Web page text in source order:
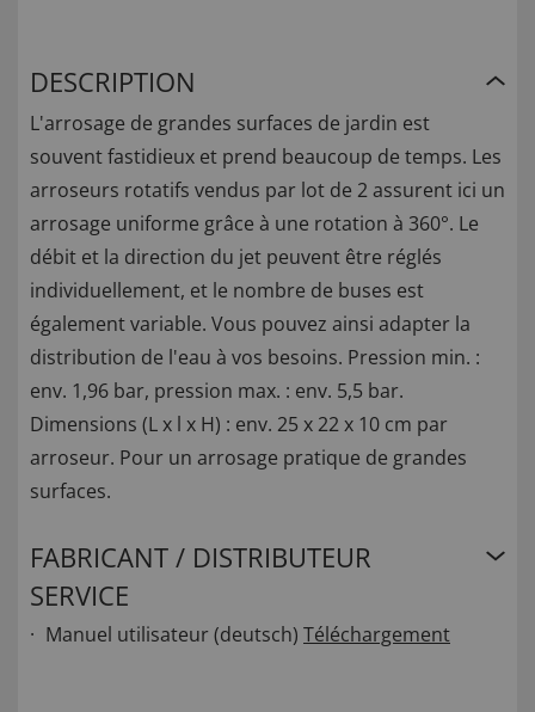
DESCRIPTION
L'arrosage de grandes surfaces de jardin est
souvent fastidieux et prend beaucoup de temps. Les
arroseurs rotatifs vendus par lot de 2 assurent ici un
arrosage uniforme grâce à une rotation à 360°. Le
débit et la direction du jet peuvent être réglés
individuellement, et le nombre de buses est
également variable. Vous pouvez ainsi adapter la
distribution de l'eau à vos besoins. Pression min. :
env. 1,96 bar, pression max. : env. 5,5 bar.
Dimensions (L x l x H) : env. 25 x 22 x 10 cm par
arroseur. Pour un arrosage pratique de grandes
surfaces.
FABRICANT / DISTRIBUTEUR
SERVICE
Manuel utilisateur (deutsch) Téléchargement